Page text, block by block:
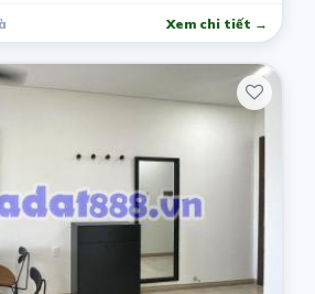
Xem chi tiết →